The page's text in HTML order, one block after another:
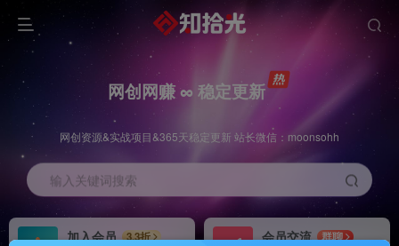
网创网赚 ∞ 稳定更新
网创资源&实战项目&365天稳定更新 站长微信：moonsohh
输入关键词搜索
加入会员
3.3折
会员交流
群聊